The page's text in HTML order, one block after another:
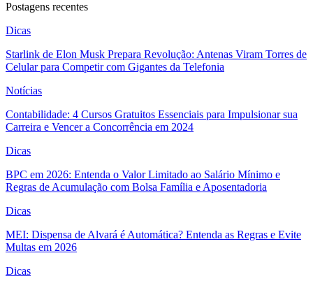
Postagens recentes
Dicas
Starlink de Elon Musk Prepara Revolução: Antenas Viram Torres de
Celular para Competir com Gigantes da Telefonia
Notícias
Contabilidade: 4 Cursos Gratuitos Essenciais para Impulsionar sua
Carreira e Vencer a Concorrência em 2024
Dicas
BPC em 2026: Entenda o Valor Limitado ao Salário Mínimo e
Regras de Acumulação com Bolsa Família e Aposentadoria
Dicas
MEI: Dispensa de Alvará é Automática? Entenda as Regras e Evite
Multas em 2026
Dicas